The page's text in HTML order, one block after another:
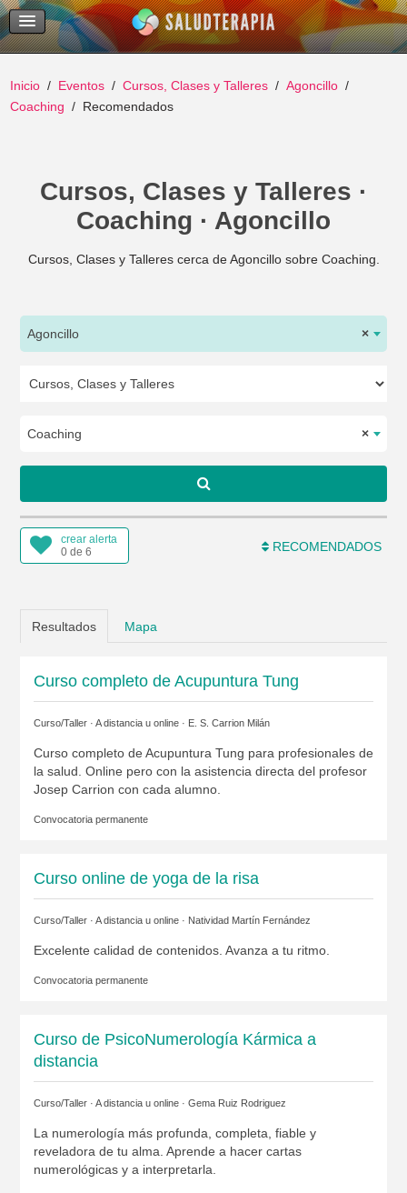
Temas Recientes
Buscar
Inicio Eventos Cursos, Clases y Talleres
Agoncillo
Coaching
Recomendados
Cursos, Clases y Talleres ·
Coaching · Agoncillo
Cursos, Clases y Talleres cerca de Agoncillo sobre Coaching.
×
Agoncillo
×
Coaching
crear alerta
0 de 6
RECOMENDADOS
Resultados Mapa
Curso completo de Acupuntura Tung
Curso/Taller · A distancia u online · E. S. Carrion Milán
Curso completo de Acupuntura Tung para profesionales de
la salud. Online pero con la asistencia directa del profesor
Josep Carrion con cada alumno.
Convocatoria permanente
Curso online de yoga de la risa
Curso/Taller · A distancia u online · Natividad Martín Fernández
Excelente calidad de contenidos. Avanza a tu ritmo.
Convocatoria permanente
Curso de PsicoNumerología Kármica a
distancia
Curso/Taller · A distancia u online · Gema Ruiz Rodriguez
La numerología más profunda, completa, fiable y
reveladora de tu alma. Aprende a hacer cartas
numerológicas y a interpretarla.